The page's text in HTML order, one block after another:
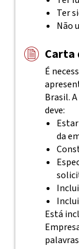
Ter
Não
Carta
É
Brasil.
deve:
da
Está
palavras